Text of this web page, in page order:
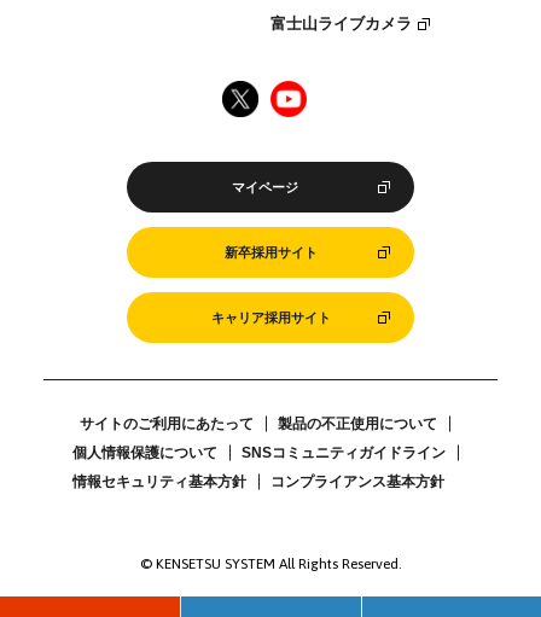
富士山ライブカメラ
マイページ
新卒採用サイト
キャリア採用サイト
サイトのご利用にあたって
製品の不正使用について
個人情報保護について
SNSコミュニティガイドライン
情報セキュリティ基本方針
コンプライアンス基本方針
© KENSETSU SYSTEM All Rights Reserved.